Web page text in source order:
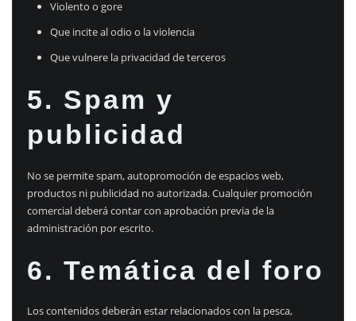
Violento o gore
Que incite al odio o la violencia
Que vulnere la privacidad de terceros
5. Spam y
publicidad
No se permite spam, autopromoción de espacios web,
productos ni publicidad no autorizada. Cualquier promoción
comercial deberá contar con aprobación previa de la
administración por escrito.
6. Temática del foro
Los contenidos deberán estar relacionados con la pesca,